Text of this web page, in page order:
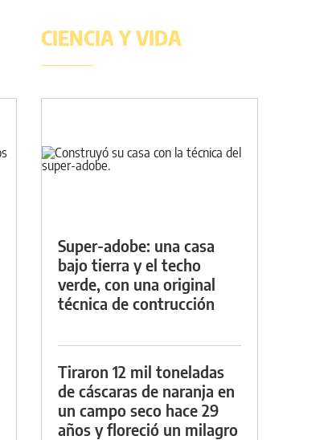
CIENCIA Y VIDA
Super-adobe: una casa
bajo tierra y el techo
verde, con una original
técnica de contrucción
Tiraron 12 mil toneladas
de cáscaras de naranja en
un campo seco hace 29
años y floreció un milagro